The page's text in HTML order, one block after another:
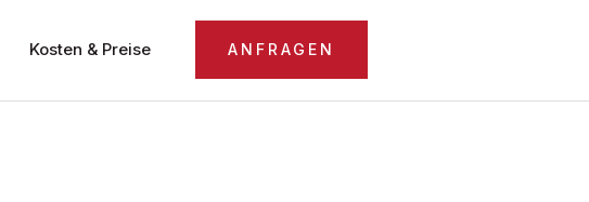
Kosten & Preise ANFRAGEN